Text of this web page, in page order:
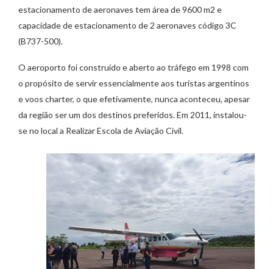
estacionamento de aeronaves tem área de 9600 m2 e
capacidade de estacionamento de 2 aeronaves código 3C
(B737-500).
O aeroporto foi construído e aberto ao tráfego em 1998 com
o propósito de servir essencialmente aos turistas argentinos
e voos charter, o que efetivamente, nunca aconteceu, apesar
da região ser um dos destinos preferidos. Em 2011, instalou-
se no local a Realizar Escola de Aviação Civil.